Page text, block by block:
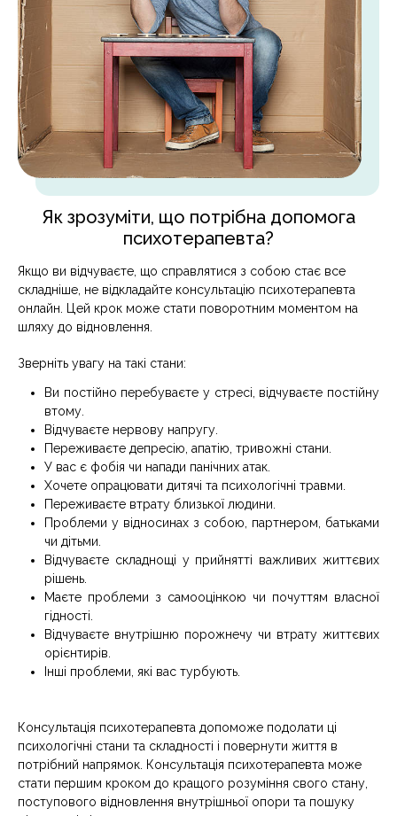
Як зрозуміти, що потрібна допомога
психотерапевта?
Якщо ви відчуваєте, що справлятися з собою стає все
складніше, не відкладайте консультацію психотерапевта
онлайн. Цей крок може стати поворотним моментом на
шляху до відновлення.
Зверніть увагу на такі стани:
Ви постійно перебуваєте у стресі, відчуваєте постійну
втому.
Відчуваєте нервову напругу.
Переживаєте депресію, апатію, тривожні стани.
У вас є фобія чи напади панічних атак.
Хочете опрацювати дитячі та психологічні травми.
Переживаєте втрату близької людини.
Проблеми у відносинах з собою, партнером, батьками
чи дітьми.
Відчуваєте складнощі у прийнятті важливих життєвих
рішень.
Маєте проблеми з самооцінкою чи почуттям власної
гідності.
Відчуваєте внутрішню порожнечу чи втрату життєвих
орієнтирів.
Інші проблеми, які вас турбують.
Консультація психотерапевта допоможе подолати ці
психологічні стани та складності і повернути життя в
потрібний напрямок. Консультація психотерапевта може
стати першим кроком до кращого розуміння свого стану,
поступового відновлення внутрішньої опори та пошуку